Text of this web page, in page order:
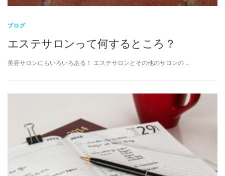
ブログ
エステサロンって何するところ？
美容サロンにもいろいろある！ エステサロンとその他のサロンの …